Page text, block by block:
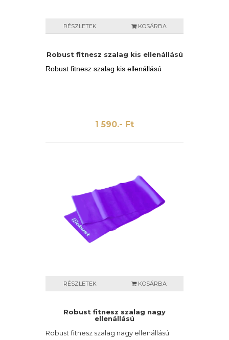
RÉSZLETEK KOSÁRBA
Robust fitnesz szalag kis ellenállású
Robust fitnesz szalag kis ellenállású
1 590.- Ft
RÉSZLETEK KOSÁRBA
Robust fitnesz szalag nagy
ellenállású
Robust fitnesz szalag nagy ellenállású